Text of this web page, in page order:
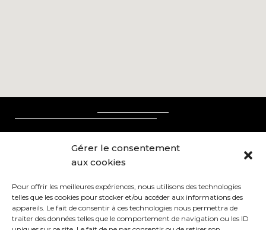
Gérer le consentement
aux cookies
Pour offrir les meilleures expériences, nous utilisons des technologies
telles que les cookies pour stocker et/ou accéder aux informations des
appareils. Le fait de consentir à ces technologies nous permettra de
traiter des données telles que le comportement de navigation ou les ID
Nous contacter
04 66 77 80 61
Nous situer